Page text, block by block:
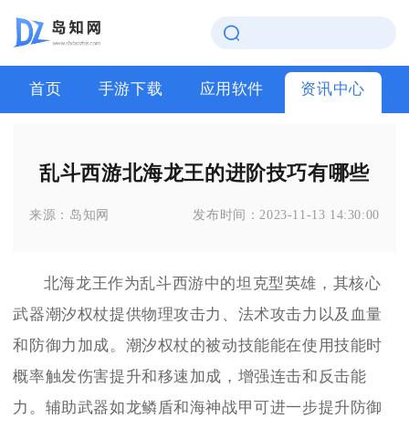
首页 手游下载 应用软件 资讯中心
乱斗西游北海龙王的进阶技巧有哪些
来源： 岛知网 发布时间： 2023-11-13 14:30:00
北海龙王作为乱斗西游中的坦克型英雄，其核心
武器潮汐权杖提供物理攻击力、法术攻击力以及血量
和防御力加成。潮汐权杖的被动技能能在使用技能时
概率触发伤害提升和移速加成，增强连击和反击能
力。辅助武器如龙鳞盾和海神战甲可进一步提升防御